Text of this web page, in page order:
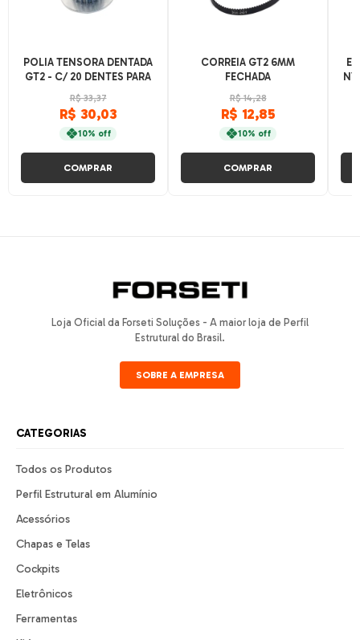
POLIA TENSORA DENTADA
GT2 - C/ 20 DENTES PARA
CORREIAS DE 5 E 6MM
COM ROLAMENTO
R$ 33,37
R$ 30,03
10% off
COMPRAR
CORREIA GT2 6MM
FECHADA
R$ 14,28
R$ 12,85
10% off
COMPRAR
Loja Oficial da Forseti Soluções - A maior loja de Perfil
Estrutural do Brasil.
SOBRE A EMPRESA
CATEGORIAS
Todos os Produtos
Perfil Estrutural em Alumínio
Acessórios
Chapas e Telas
Cockpits
Eletrônicos
Ferramentas